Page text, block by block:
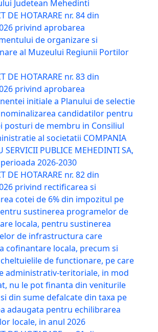
Judetean Mehedinti
DE HOTARARE nr. 84 din
privind aprobarea
de organizare si
al Muzeului Regiunii Portilor
DE HOTARARE nr. 83 din
privind aprobarea
initiale a Planului de selectie
candidatilor pentru
posturi de membru in Consiliul
al societatii COMPANIA
SERVICII PUBLICE MEHEDINTI SA,
2026-2030
DE HOTARARE nr. 82 din
privind rectificarea si
cotei de 6% din impozitul pe
sustinerea programelor de
locala, pentru sustinerea
de infrastructura care
cofinantare locala, precum si
de functionare, pe care
administrativ-teritoriale, in mod
nu le pot finanta din veniturile
din sume defalcate din taxa pe
adaugata pentru echilibrarea
locale, in anul 2026